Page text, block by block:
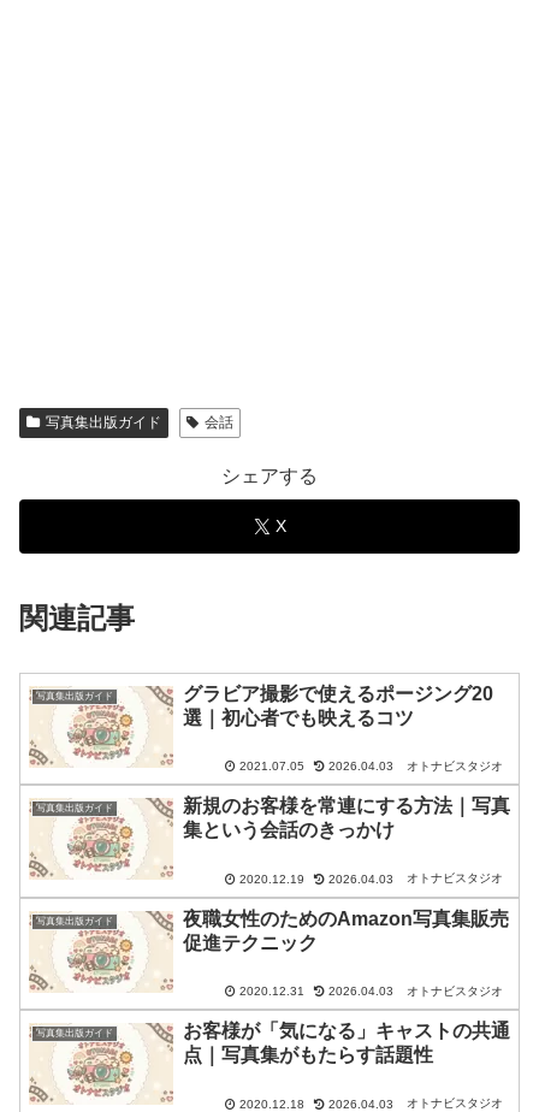
写真集出版ガイド 会話
シェアする
X
関連記事
写真集出版ガイド
グラビア撮影で使えるポージング20
選｜初心者でも映えるコツ
2021.07.05 2026.04.03 オトナビスタジオ
写真集出版ガイド
新規のお客様を常連にする方法｜写真
集という会話のきっかけ
2020.12.19 2026.04.03 オトナビスタジオ
写真集出版ガイド
夜職女性のためのAmazon写真集販売
促進テクニック
2020.12.31 2026.04.03 オトナビスタジオ
写真集出版ガイド
お客様が「気になる」キャストの共通
点｜写真集がもたらす話題性
2020.12.18 2026.04.03 オトナビスタジオ